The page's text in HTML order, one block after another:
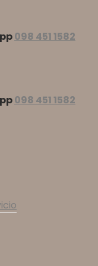
098 451 1582
098 451 1582